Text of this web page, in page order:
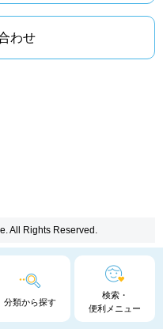
分類から探す
検索・
便利メニュー
わせ
All Rights Reserved.